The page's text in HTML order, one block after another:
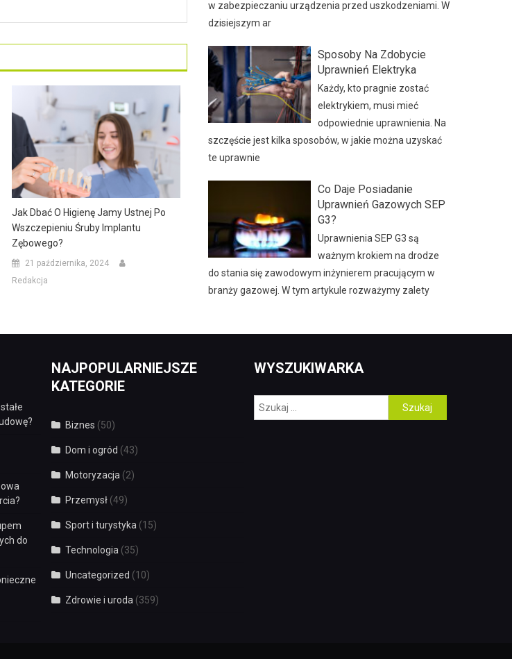
Jak Dbać O Higienę Jamy Ustnej Po
Wszczepieniu Śruby Implantu
Zębowego?
21 października, 2024
Redakcja
w zabezpieczaniu urządzenia przed uszkodzeniami. W
dzisiejszym ar
Sposoby Na Zdobycie
Uprawnień Elektryka
Każdy, kto pragnie zostać
elektrykiem, musi mieć
odpowiednie uprawnienia. Na
szczęście jest kilka sposobów, w jakie można uzyskać
te uprawnie
Co Daje Posiadanie
Uprawnień Gazowych SEP
G3?
Uprawnienia SEP G3 są
ważnym krokiem na drodze
do stania się zawodowym inżynierem pracującym w
branży gazowej. W tym artykule rozważymy zalety
do
NAJPOPULARNIEJSZE
KATEGORIE
Biznes (50)
Dom i ogród (43)
Motoryzacja (2)
Przemysł(49)
Sport i turystyka (15)
Technologia (35)
Uncategorized (10)
Zdrowie i uroda (359)
WYSZUKIWARKA
Szukaj: